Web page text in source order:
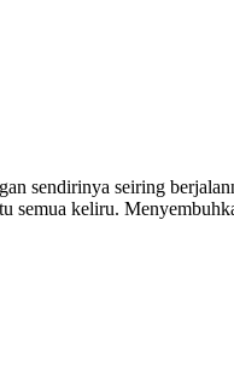
sendirinya seiring
semua keliru.